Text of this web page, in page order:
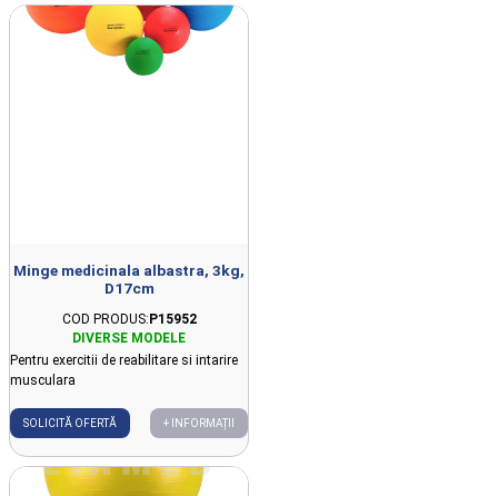
Minge medicinala albastra, 3kg,
D17cm
COD PRODUS: P15952
Pentru exercitii de reabilitare si intarire
musculara
SOLICITĂ OFERTĂ + INFORMAȚII